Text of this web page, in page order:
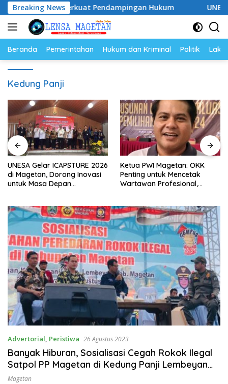
Langsung
ke
konten
Breaking News
Siap Perkuat Pendampingan Hukum UNESA
Beranda Pemerintahan Hukum dan Kriminal Politik
Kedung Panji
UNESA Gelar ICAPSTURE 2026
di Magetan, Dorong Inovasi
untuk Masa Depan
Ketua PWI Magetan: OKK
Penting untuk Mencetak
Wartawan Profesional,
Advertorial, Peristiwa 26 Agustus 2023
Banyak Hiburan, Sosialisasi Cegah Rokok Ilegal
Satpol PP Magetan di Kedung Panji Lembeyan
Meriah
Magetan